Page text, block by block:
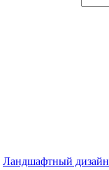
Ландшафтный дизайн